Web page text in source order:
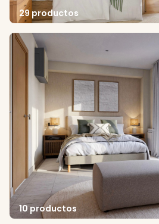
29 productos
10 productos